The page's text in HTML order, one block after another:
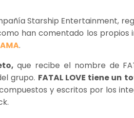
Starship Entertainment,
han comentado los propios
.
que recibe el nombre de
grupo. FATAL LOVE tiene un
y escritos por los